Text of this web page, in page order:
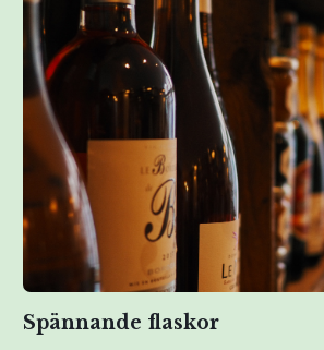
Spännande flaskor